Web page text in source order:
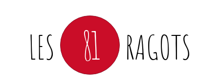
LES 81 RAGOTS